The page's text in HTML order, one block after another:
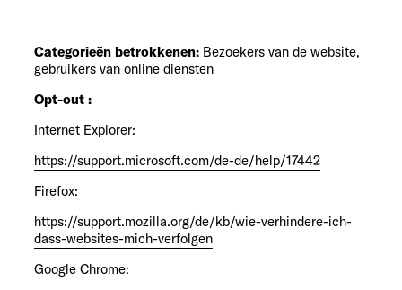
Categorieën betrokkenen: Bezoekers van de website,
gebruikers van online diensten
Opt-out :
Internet Explorer:
https://support.microsoft.com/de-de/help/17442
Firefox:
https://support.mozilla.org/de/kb/wie-verhindere-ich-
dass-websites-mich-verfolgen
Google Chrome: